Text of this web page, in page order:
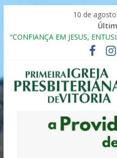
10 de
“CONFIANÇA EM JESUS,
Seminário da Família 2025
Formação em Inclusão,
Pessoas Atípicas
12º ENCONTRO DE CASAIS
MULHER PRESBITERIANA
Primeira